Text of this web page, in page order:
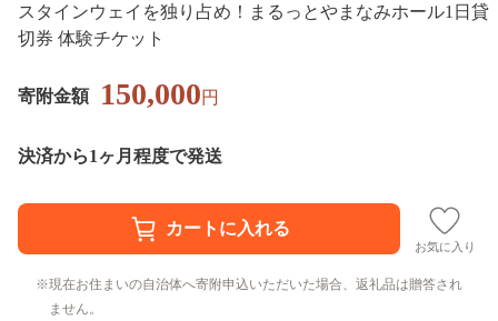
スタインウェイを独り占め！まるっとやまなみホール1日貸
切券 体験チケット
寄附金額 150,000円
決済から1ヶ月程度で発送
お気に入り
現在お住まいの自治体へ寄附申込いただいた場合、返礼品は贈答され
ません。